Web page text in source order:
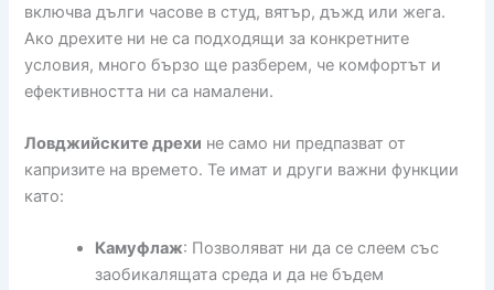
включва дълги часове в студ, вятър, дъжд или жега.
Ако дрехите ни не са подходящи за конкретните
условия, много бързо ще разберем, че комфортът и
ефективността ни са намалени.
Ловджийските дрехи не само ни предпазват от
капризите на времето. Те имат и други важни функции
като:
Камуфлаж: Позволяват ни да се слеем със
заобикалящата среда и да не бъдем